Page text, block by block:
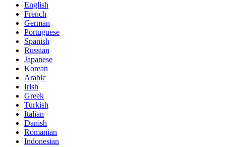
English
French
German
Portuguese
Spanish
Russian
Japanese
Korean
Arabic
Irish
Greek
Turkish
Italian
Danish
Romanian
Indonesian